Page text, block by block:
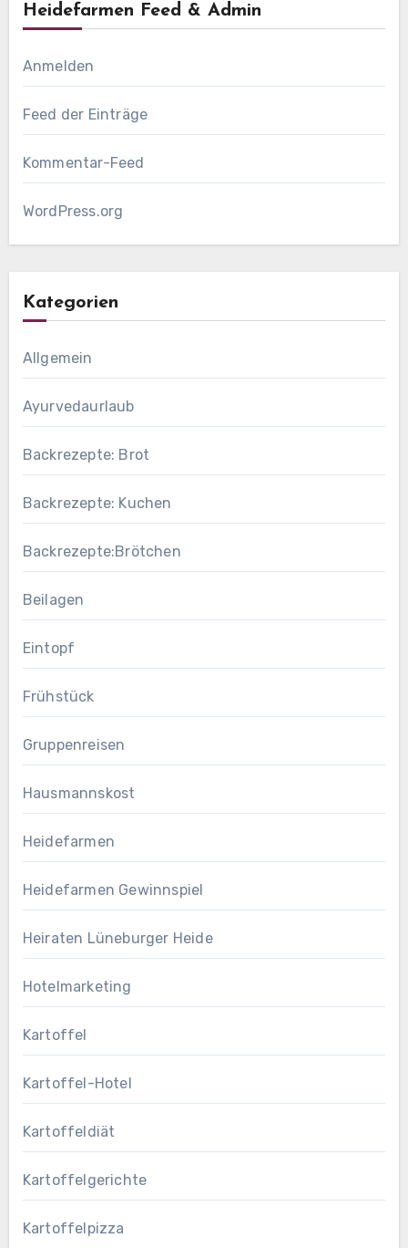
Heidefarmen Feed & Admin
Anmelden
Feed der Einträge
Kommentar-Feed
WordPress.org
Kategorien
Allgemein
Ayurvedaurlaub
Backrezepte: Brot
Backrezepte: Kuchen
Backrezepte:Brötchen
Beilagen
Eintopf
Frühstück
Gruppenreisen
Hausmannskost
Heidefarmen
Heidefarmen Gewinnspiel
Heiraten Lüneburger Heide
Hotelmarketing
Kartoffel
Kartoffel-Hotel
Kartoffeldiät
Kartoffelgerichte
Kartoffelpizza